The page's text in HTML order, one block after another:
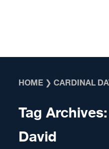
HOME ❯CARDINAL
Tag Archives:
David